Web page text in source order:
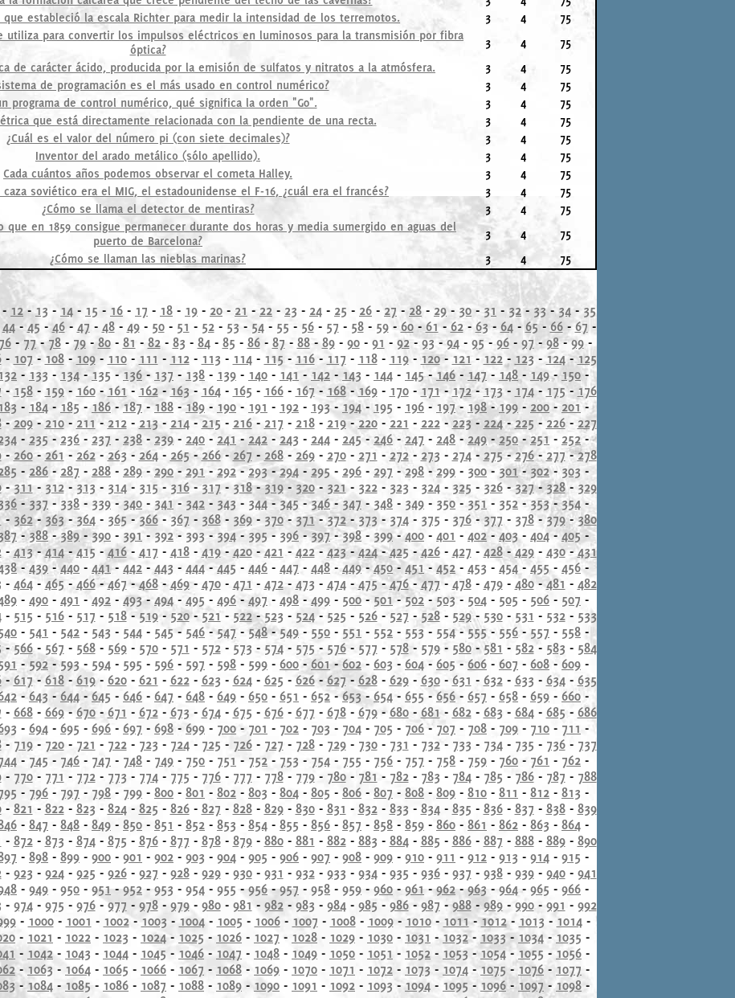
que estableció la escala Richter para medir la intensidad de los terremotos. 3 4
75
utiliza para convertir los impulsos eléctricos en luminosos para la transmisión por fibra
óptica?
3 4
75
de carácter ácido, producida por la emisión de sulfatos y nitratos a la atmósfera. 3 4
75
de programación es el más usado en control numérico? 3 4
75
programa de control numérico, qué significa la orden "G0". 3 4
75
que está directamente relacionada con la pendiente de una recta. 3 4
75
¿Cuál es el valor del número pi (con siete decimales)? 3 4
75
Inventor del arado metálico (sólo apellido). 3 4
75
Cada cuántos años podemos observar el cometa Halley. 3 4
75
soviético era el MIG, el estadounidense el F-16, ¿cuál era el francés? 3 4
75
¿Cómo se llama el detector de mentiras? 3 4
75
que en 1859 consigue permanecer durante dos horas y media sumergido en aguas del
puerto de Barcelona?
3 4
75
¿Cómo se llaman las nieblas marinas? 3 4 75
- 12 - 13 -14 - 15 - 16 - 17 - 18 - 19 - 20 - 21 - 22 - 23 - 24 - 25 - 26 -27 -28 - 29 - 30 -31 -32- 33- 34 - 35
44- 45 -46- 47 - 48- 49- 50- 51 - 52- 53 - 54- 55 - 56- 57 - 58- 59- 60-61- 62- 63 - 64- 65- 66-67 -
76- 77-78- 79-80- 81 - 82- 83 - 84- 85 - 86- 87 - 88- 89- 90- 91 - 92-93-94- 95 - 96- 97 - 98-99-
- 107 - 108- 109- 110- 111 - 112- 113 - 114- 115 - 116- 117 - 118- 119- 120- 121 - 122- 123 - 124-125
- 133 - 134 -135 -136 - 137 - 138 - 139 - 140 - 141 - 142 - 143 - 144 - 145-146 - 147 - 148 -149-150-
- 158- 159- 160- 161 - 162-163 - 164- 165 - 166- 167 - 168-169- 170- 171- 172- 173- 174- 175- 176
- 184 - 185 - 186 -187 -188 -189 - 190 - 191 - 192 - 193- 194 - 195 - 196 - 197-198-199 - 200 - 201 -
-209- 210- 211 - 212- 213- 214- 215 - 216- 217 - 218- 219- 220- 221 - 222- 223- 224-225 - 226- 227
- 235 - 236 - 237 - 238 - 239 - 240 -241 - 242 - 243 - 244 - 245- 246 - 247 - 248- 249-250-251 - 252-
- 260- 261 - 262- 263 - 264- 265-266- 267 - 268- 269- 270- 271 - 272- 273 - 274- 275-276- 277-278
- 286 - 287 - 288 - 289- 290 -291 - 292-293-294 - 295 - 296 - 297 - 298 - 299 - 300 - 301- 302- 303 -
-311 - 312- 313 - 314- 315 - 316-317- 318-319- 320- 321- 322- 323 - 324- 325 - 326- 327- 328- 329
-337 - 338 - 339 - 340 - 341 - 342 - 343 - 344 -345-346 - 347 - 348 - 349 - 350 - 351 - 352 -353-354 -
- 362- 363- 364- 365 - 366-367 - 368- 369- 370- 371 -372- 373 - 374- 375 - 376- 377 - 378- 379-380
-388-389- 390 - 391- 392- 393 -394 - 395 - 396 -397-398- 399- 400 - 401 - 402- 403 - 404- 405 -
- 413- 414- 415 -416- 417 - 418- 419- 420- 421 - 422-423-424-425 - 426- 427 - 428- 429- 430-431
-439 -440 - 441 -442 - 443 - 444- 445 - 446 - 447 - 448 -449- 450- 451 - 452 - 453 - 454 -455- 456 -
- 464- 465 - 466-467 -468-469- 470- 471 - 472- 473 - 474- 475-476-477- 478- 479- 480- 481 - 482
- 490 - 491 - 492 - 493-494 -495 - 496 -497 - 498 - 499 - 500 - 501 -502 - 503 - 504 - 505 - 506 - 507 -
- 515 - 516- 517 - 518- 519- 520- 521- 522- 523 - 524- 525 - 526- 527 - 528- 529- 530- 531 - 532- 533
- 541 - 542 - 543 - 544 - 545 - 546-547 - 548-549 - 550 - 551 - 552 - 553 - 554-555 - 556 - 557 - 558 -
- 566- 567 - 568- 569- 570- 571 - 572- 573 - 574- 575 - 576- 577 - 578- 579- 580- 581 - 582- 583 - 584
-592 -593 - 594 - 595 - 596 - 597 - 598 - 599 - 600- 601-602 - 603 - 604 - 605 - 606 - 607 - 608 - 609 -
- 617 - 618- 619- 620- 621 - 622- 623 - 624- 625 - 626- 627 - 628- 629- 630- 631 - 632- 633 - 634- 635
- 643 - 644 - 645 - 646 - 647 - 648 - 649 - 650 - 651 - 652 - 653- 654 - 655 -656 - 657 - 658 - 659 - 660 -
- 668- 669- 670- 671 - 672- 673 - 674- 675 - 676- 677 - 678- 679- 680- 681- 682- 683 - 684- 685 - 686
- 694 - 695 - 696 - 697 - 698 - 699 - 700 - 701 - 702 - 703 - 704 - 705 - 706 - 707 - 708 - 709 - 710 - 711 -
- 719- 720- 721 - 722- 723 - 724- 725 - 726- 727 - 728- 729- 730- 731 - 732- 733 - 734- 735 - 736- 737
- 745 - 746 - 747 - 748 - 749 - 750 - 751 - 752 - 753 - 754 - 755 - 756 - 757 - 758 - 759 - 760 - 761 - 762 -
- 770- 771 - 772- 773 - 774- 775 - 776- 777 - 778- 779- 780- 781 - 782- 783 - 784- 785 - 786- 787 - 788
- 796 - 797 - 798 - 799 - 800 - 801 - 802 - 803 - 804 - 805 - 806 - 807 - 808 - 809 - 810 - 811 - 812 - 813 -
- 821 - 822- 823 - 824- 825 - 826- 827 - 828- 829- 830- 831 - 832- 833 - 834- 835 - 836- 837 - 838- 839
- 847 - 848 - 849 - 850 - 851 - 852 - 853 - 854 - 855 - 856 - 857 - 858 - 859 - 860 - 861 - 862 - 863 - 864 -
- 872- 873 - 874- 875 - 876- 877 - 878- 879- 880- 881 - 882- 883 - 884- 885 - 886- 887 - 888- 889- 890
- 898 - 899 - 900 - 901 - 902 - 903 - 904 - 905 - 906 - 907 - 908 - 909 - 910 - 911 - 912 - 913 - 914 - 915 -
- 923 - 924- 925 - 926- 927 - 928- 929- 930- 931 - 932- 933 - 934- 935 - 936- 937 - 938- 939- 940- 941
- 949 - 950 - 951-952 - 953 - 954 - 955 -956 -957 - 958 - 959 - 960 - 961 -962-963 - 964- 965 - 966 -
- 974- 975 - 976-977 - 978- 979- 980- 981 - 982- 983 - 984- 985 - 986- 987 - 988- 989- 990- 991 - 992
- 1000- 1001 - 1002- 1003 - 1004- 1005 - 1006- 1007 - 1008- 1009- 1010- 1011 -1012- 1013 - 1014-
- 1021 - 1022 - 1023 - 1024 - 1025 - 1026 - 1027 - 1028 - 1029 - 1030 - 1031 - 1032- 1033-1034 - 1035 -
- 1042 - 1043 - 1044 - 1045 - 1046 - 1047 - 1048 - 1049 - 1050 - 1051 - 1052 - 1053 - 1054 - 1055 - 1056 -
- 1063 - 1064 - 1065 - 1066 - 1067 - 1068 - 1069 - 1070 - 1071 - 1072 - 1073 - 1074 -1075 - 1076 - 1077 -
- 1084 - 1085 - 1086 - 1087 - 1088 - 1089 - 1090 - 1091 - 1092 - 1093- 1094 - 1095 - 1096 - 1097 - 1098 -